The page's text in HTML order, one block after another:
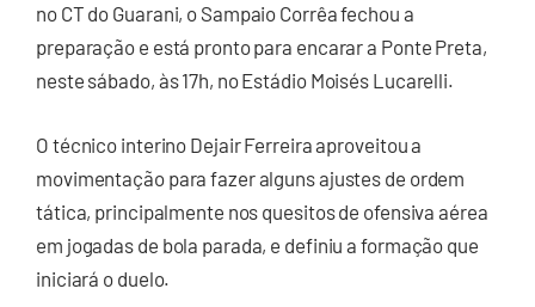
no CT do Guarani, o Sampaio Corrêa fechou a
preparação e está pronto para encarar a Ponte Preta,
neste sábado, às 17h, no Estádio Moisés Lucarelli.
O técnico interino Dejair Ferreira aproveitou a
movimentação para fazer alguns ajustes de ordem
tática, principalmente nos quesitos de ofensiva aérea
em jogadas de bola parada, e definiu a formação que
iniciará o duelo.